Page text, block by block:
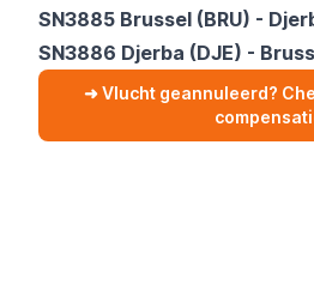
SN3885 Brussel (BRU) -
SN3886 Djerba (DJE) -
➜ Vlucht geannuleerd?